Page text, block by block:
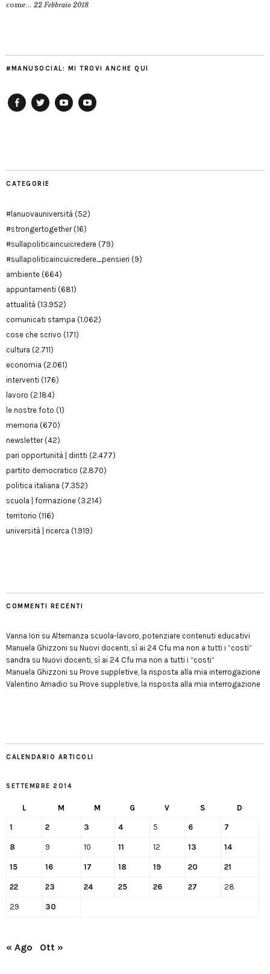
come... 22 Febbraio 2018
#MANUSOCIAL: MI TROVI ANCHE QUI
CATEGORIE
#lanuovauniversità (52)
#strongertogether(16)
#sullapoliticaincuicredere (79)
#sullapoliticaincuicredere_pensieri (9)
ambiente (664)
appuntamenti (681)
attualità (13.952)
comunicati stampa (1.062)
cose che scrivo (171)
cultura (2.711)
economia (2.061)
interventi (176)
lavoro (2.184)
le nostre foto (1)
memoria (670)
newsletter(42)
pari opportunità | diritti (2.477)
partito democratico (2.870)
politica italiana (7.352)
scuola | formazione (3.214)
territorio (116)
università | ricerca (1.919)
COMMENTI RECENTI
Vanna Iori su Alternanza scuola-lavoro, potenziare contenuti educativi
Manuela Ghizzoni su Nuovi docenti, sì ai 24 Cfu ma non a tutti i “costi”
sandra su Nuovi docenti, sì ai 24 Cfu ma non a tutti i “costi”
Manuela Ghizzoni su Prove suppletive, la risposta alla mia interrogazione
Valentino Amadio su Prove suppletive, la risposta alla mia interrogazione
CALENDARIO ARTICOLI
SETTEMBRE 2014
L M M G V S D
1 2 3 4 5 6 7
8 9 10 11 12 13 14
15 16 17 18 19 20 21
22 23 24 25 26 27 28
29 30
« Ago Ott »